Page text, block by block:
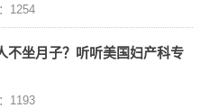
1254
不坐月子？听听美国妇产科专
1193